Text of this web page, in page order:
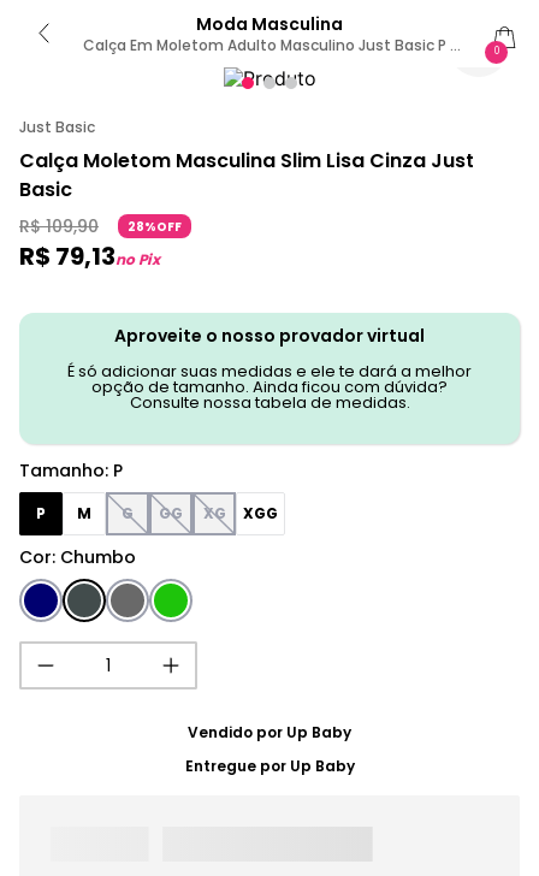
Moda Masculina
Calça Em Moletom Adulto Masculino Just Basic P /
0
Just Basic
Calça Moletom Masculina Slim Lisa Cinza Just
Basic
R$ 109,90 28%OFF
R$ 79,13no Pix
Aproveite o nosso provador virtual
É só adicionar suas medidas e ele te dará a melhor
opção de tamanho. Ainda ficou com dúvida?
Consulte nossa tabela de medidas.
Cor: Chumbo
Tamanho: P
P M G GG XG XGG
Vendido por Up Baby
Entregue por Up Baby